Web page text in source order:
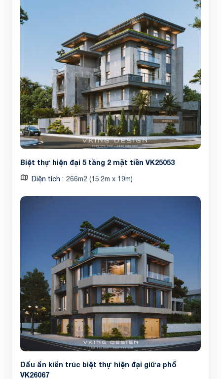
Biệt thự hiện đại 5 tầng 2 mặt tiền VK25053
Diện tích 266m2 (15.2m x 19m)
Dấu ấn kiến trúc biệt thự hiện đại giữa phố
VK26067